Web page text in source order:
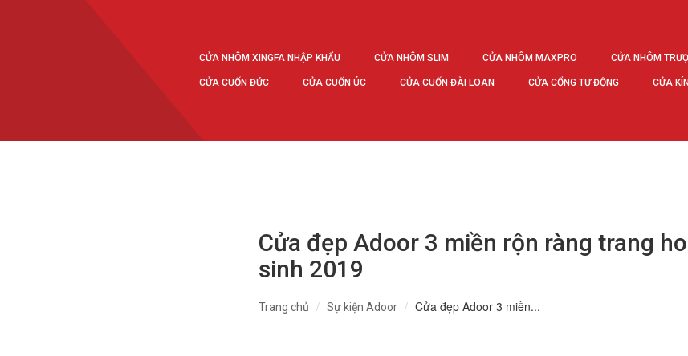
CỬA NHÔM XINGFA NHẬP KHẨU CỬA NHÔM SLIM CỬA NHÔM MAXPRO CỬA NHÔM
CỬA CUỐN ĐỨC CỬA CUỐN ÚC CỬA CUỐN ĐÀI LOAN CỬA CỔNG TỰ ĐỘNG CỬA
Cửa đẹp Adoor 3 miền rộn ràng trang
sinh 2019
Trang chủ Sự kiện Adoor Cửa đẹp Adoor 3 miền...